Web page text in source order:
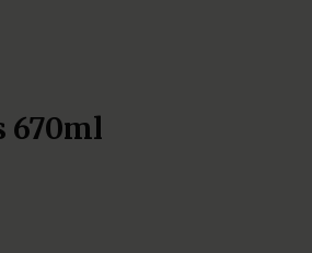
670ml